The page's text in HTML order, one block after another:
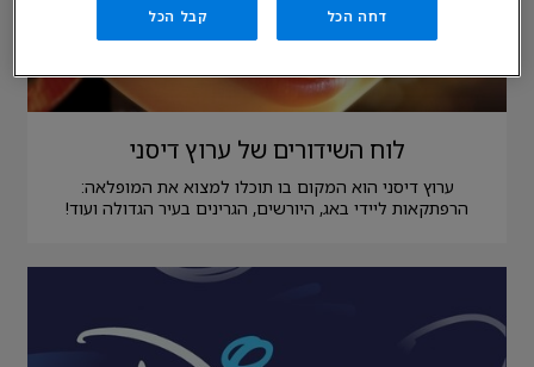
לוח השידורים של ערוץ דיסני
ערוץ דיסני הוא המקום בו תוכלו למצוא את המופלאה:
הרפתקאות ליידי באג, היורשים, הגרינים בעיר הגדולה ועוד!
דחה הכל קבל הכל